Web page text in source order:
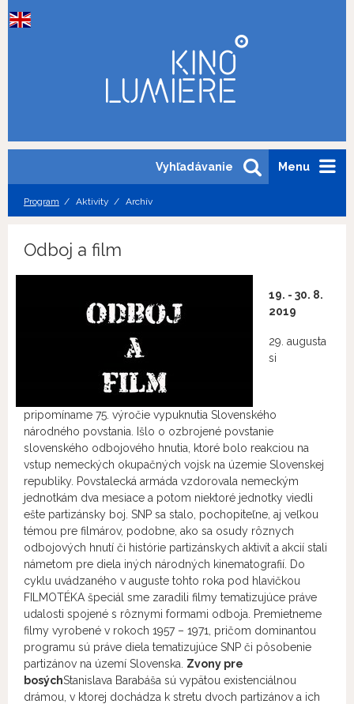
Menu
Vyhľadávanie
Program Aktivity Archív
Odboj a film
19. - 30. 8.
2019
29. augusta
si
pripomíname 75. výročie vypuknutia Slovenského
národného povstania. Išlo o ozbrojené povstanie
slovenského odbojového hnutia, ktoré bolo reakciou na
vstup nemeckých okupačných vojsk na územie Slovenskej
republiky. Povstalecká armáda vzdorovala nemeckým
jednotkám dva mesiace a potom niektoré jednotky viedli
ešte partizánsky boj. SNP sa stalo, pochopiteľne, aj veľkou
témou pre filmárov, podobne, ako sa osudy rôznych
odbojových hnutí či histórie partizánskych aktivít a akcií stali
námetom pre diela iných národných kinematografií. Do
cyklu uvádzaného v auguste tohto roka pod hlavičkou
FILMOTÉKA špeciál sme zaradili filmy tematizujúce práve
udalosti spojené s rôznymi formami odboja. Premietneme
filmy vyrobené v rokoch 1957 – 1971, pričom dominantou
programu sú práve diela tematizujúce SNP či pôsobenie
partizánov na území Slovenska. Zvony pre
bosýchStanislava Barabáša sú vypätou existenciálnou
drámou, v ktorej dochádza k stretu dvoch partizánov a ich